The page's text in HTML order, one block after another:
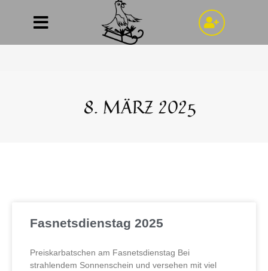
Tagesarchiv: 8. März 2025
8. MÄRZ 2025
Fasnetsdienstag 2025
Preiskarbatschen am Fasnetsdienstag Bei
strahlendem Sonnenschein und versehen mit viel